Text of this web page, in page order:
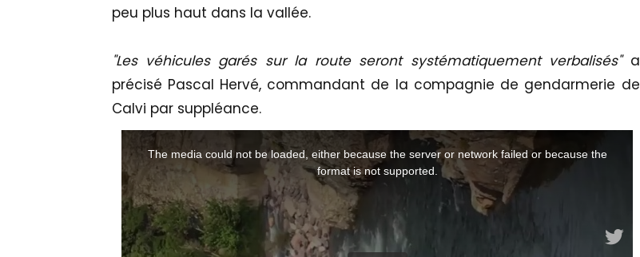
peu plus haut dans la vallée.
"Les véhicules garés sur la route seront systématiquement verbalisés" a
précisé Pascal Hervé, commandant de la compagnie de gendarmerie de
Calvi par suppléance.